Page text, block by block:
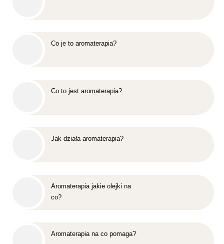
Co je to aromaterapia?
Co to jest aromaterapia?
Jak działa aromaterapia?
Aromaterapia jakie olejki na
co?
Aromaterapia na co pomaga?